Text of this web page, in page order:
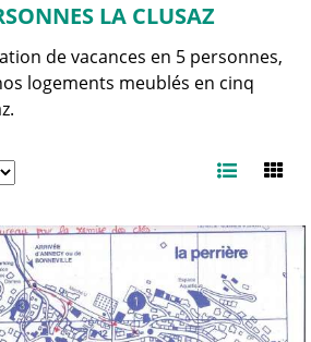
LA CLUSAZ
de vacances en 5 personnes,
logements meublés en cinq